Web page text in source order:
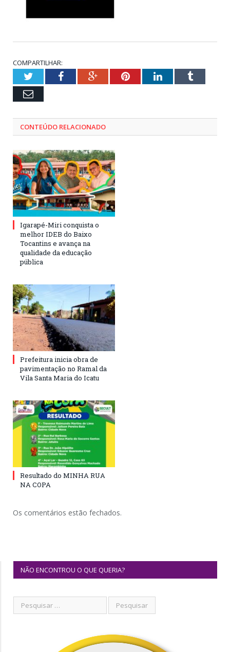
COMPARTILHAR:
TwitterFacebookGoogle+PinterestLinkedInTumblr
Email
CONTEÚDO RELACIONADO
Igarapé-Miri conquista o
melhor IDEB do Baixo
Tocantins e avança na
qualidade da educação
pública
Prefeitura inicia obra de
pavimentação no Ramal da
Vila Santa Maria do Icatu
Resultado do MINHA RUA
NA COPA
Os comentários estão fechados.
NÃO ENCONTROU O QUE QUERIA?